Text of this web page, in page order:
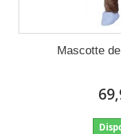
Mascotte